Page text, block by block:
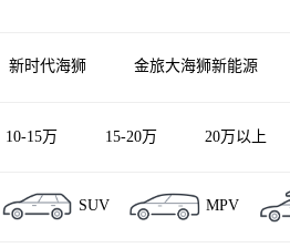
金龙 君马汽车 捷途纵横
新时代海狮 金旅大海狮新能源
10-15万 15-20万 20万以上
SUV MPV